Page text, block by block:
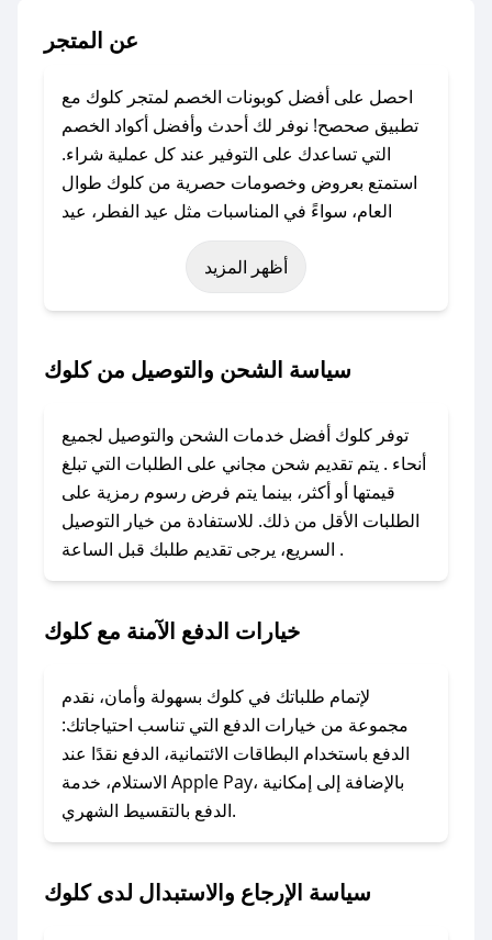
عن المتجر
احصل على أفضل كوبونات الخصم لمتجر كلوك مع
تطبيق صحصح! نوفر لك أحدث وأفضل أكواد الخصم
التي تساعدك على التوفير عند كل عملية شراء.
استمتع بعروض وخصومات حصرية من كلوك طوال
العام، سواءً في المناسبات مثل عيد الفطر، عيد
الأضحى، الجمعة البيضاء (شهر نوفمبر)، رمضان،
اليوم الوطني، يوم التأسيس، أو حتى عروض خاصة
باستخدام تطبيق صحصح، يمكنك العثور بسهولة على
تواصل معنا عبر تويتر أو البريد الإلكتروني لإضافته
بسرعة.
### كيفية استخدام كود خصم كلوك؟
1. انسخ كود الخصم من تطبيق صحصح.
2. الصقه في خانة الدفع عند التسوق من كلوك.
### ماذا أفعل إذا لم يعمل كود الخصم؟
الرسائل الخاصة على تويتر أو البريد الإلكتروني،
وسنقوم بحل المشكلة في أسرع وقت ممكن.
### ماذا أفعل إذا لم أجد كود خصم لمتجري
المفضل؟
في حال عدم توفر كوبونات لمتجرك المفضل، يمكنك
أسرع وقت ممكن.
أظهر المزيد
سياسة الشحن والتوصيل من كلوك
توفر كلوك أفضل خدمات الشحن والتوصيل لجميع
أنحاء . يتم تقديم شحن مجاني على الطلبات التي تبلغ
قيمتها أو أكثر، بينما يتم فرض رسوم رمزية على
الطلبات الأقل من ذلك. للاستفادة من خيار التوصيل
السريع، يرجى تقديم طلبك قبل الساعة .
خيارات الدفع الآمنة مع كلوك
لإتمام طلباتك في كلوك بسهولة وأمان، نقدم
مجموعة من خيارات الدفع التي تناسب احتياجاتك:
الدفع باستخدام البطاقات الائتمانية، الدفع نقدًا عند
الاستلام، خدمة Apple Pay، بالإضافة إلى إمكانية
الدفع بالتقسيط الشهري.
سياسة الإرجاع والاستبدال لدى كلوك